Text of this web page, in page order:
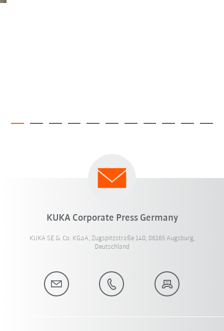
KUKA Corporate Press Germany
KUKA SE & Co. KGaA, Zugspitzstraße 140, 86165 Augsburg,
Deutschland